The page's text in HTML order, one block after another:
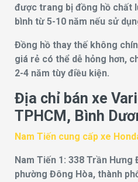
được trang bị đồng hồ chất
bình từ 5-10 năm nếu sử
Đồng hồ thay thế không
giá rẻ có thể dễ hỏng hơn,
2-4 năm tùy điều kiện.
Địa chỉ bán xe
TPHCM, Bình
Nam Tiến cung cấp xe
Nam Tiến 1: 338 Trần Hưng
phường Đông Hòa, thành